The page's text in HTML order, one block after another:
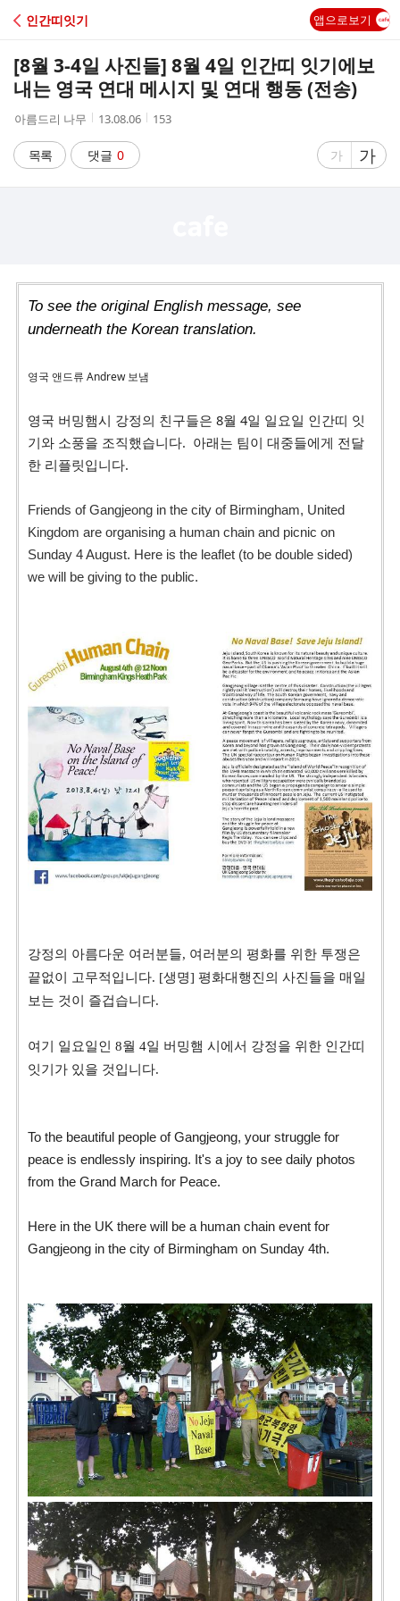
C
A
인간띠잇기 앱으로보기
[8월 3-4일 사진들] 8월 4일 인간띠 잇기에보
내는 영국 연대 메시지 및 연대 행동 (전송)
작
자
아름드리 나무
작
시
간
13.08.06
조
153
목록 댓글 0
글
게
가
글
자
게
가
To see the original English message, see
underneath the Korean translation.
영국 앤드류 Andrew 보냄
영국 버밍햄시 강정의 친구들은 8월 4일 일요일 인간띠 잇
기와 소풍을 조직했습니다. 아래는 팀이 대중들에게 전달
한 리플릿입니다.
Friends of Gangjeong in the city of Birmingham, United
Kingdom are organising a human chain and picnic on
Sunday 4 August. Here is the leaflet (to be double sided)
we will be giving to the public.
강정의 아름다운 여러분들, 여러분의 평화를 위한 투쟁은
끝없이 고무적입니다. [생명] 평화대행진의 사진들을 매일
보는 것이 즐겁습니다.
여기 일요일인 8월 4일 버밍햄 시에서 강정을 위한 인간띠
잇기가 있을 것입니다.
To the beautiful people of Gangjeong, your struggle for
peace is endlessly inspiring. It's a joy to see daily photos
from the Grand March for Peace.
Here in the UK there will be a human chain event for
Gangjeong in the city of Birmingham on Sunday 4th.